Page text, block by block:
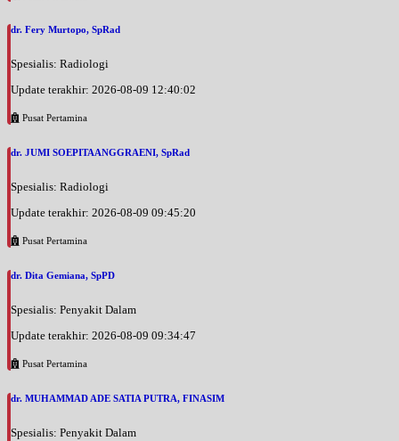
dr. Fery Murtopo, SpRad
Spesialis: Radiologi
Update terakhir: 2026-08-09 12:40:02
Pusat Pertamina
dr. JUMI SOEPITAANGGRAENI, SpRad
Spesialis: Radiologi
Update terakhir: 2026-08-09 09:45:20
Pusat Pertamina
dr. Dita Gemiana, SpPD
Spesialis: Penyakit Dalam
Update terakhir: 2026-08-09 09:34:47
Pusat Pertamina
dr. MUHAMMAD ADE SATIA PUTRA, FINASIM
Spesialis: Penyakit Dalam